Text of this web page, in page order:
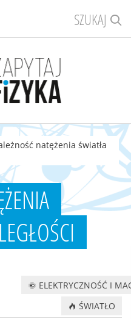
SZUKAJ
natężenia światła
ELEKTRYCZNOŚĆ I
ŚWIATŁO